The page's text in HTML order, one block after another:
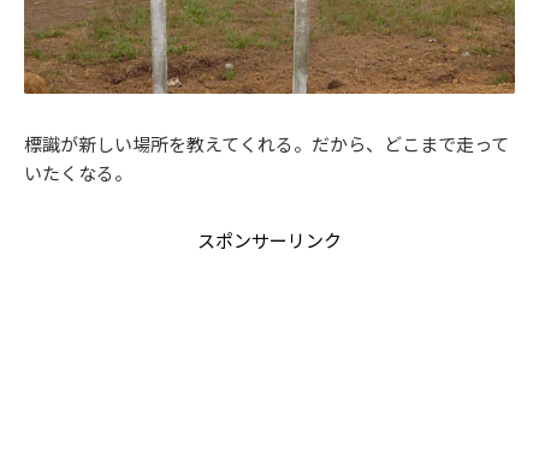
標識が新しい場所を教えてくれる。だから、どこまで走って
いたくなる。
スポンサーリンク